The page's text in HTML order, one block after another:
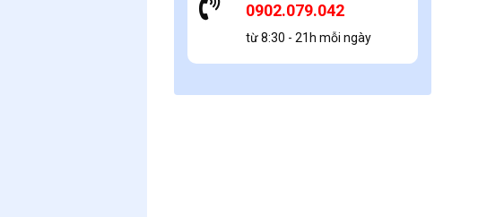
0902.079.042
từ 8:30 - 21h mỗi ngày